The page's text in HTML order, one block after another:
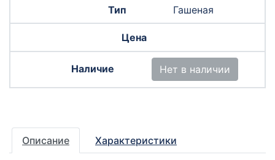
Гашеная
Нет в наличии
Описание Характеристики